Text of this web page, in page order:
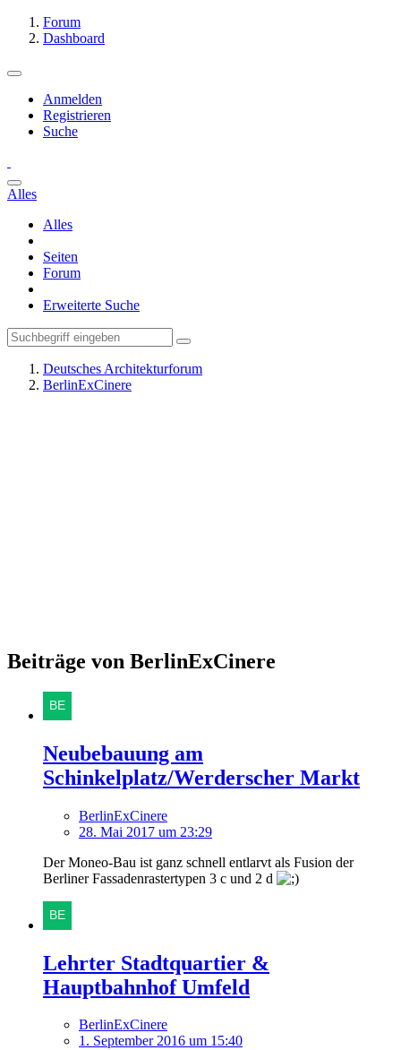
Forum
Dashboard
Anmelden
Registrieren
Suche
Alles
Alles
Seiten
Forum
Erweiterte Suche
Deutsches Architekturforum
BerlinExCinere
Beiträge von BerlinExCinere
Neubebauung am
Schinkelplatz/Werderscher Markt
BerlinExCinere
28. Mai 2017 um 23:29
Der Moneo-Bau ist ganz schnell entlarvt als Fusion der
Berliner Fassadenrastertypen 3 c und 2 d
Lehrter Stadtquartier &
Hauptbahnhof Umfeld
BerlinExCinere
1. September 2016 um 15:40